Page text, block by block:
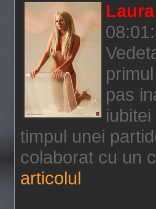
pas
timpul unei
colaborat cu un
articolul